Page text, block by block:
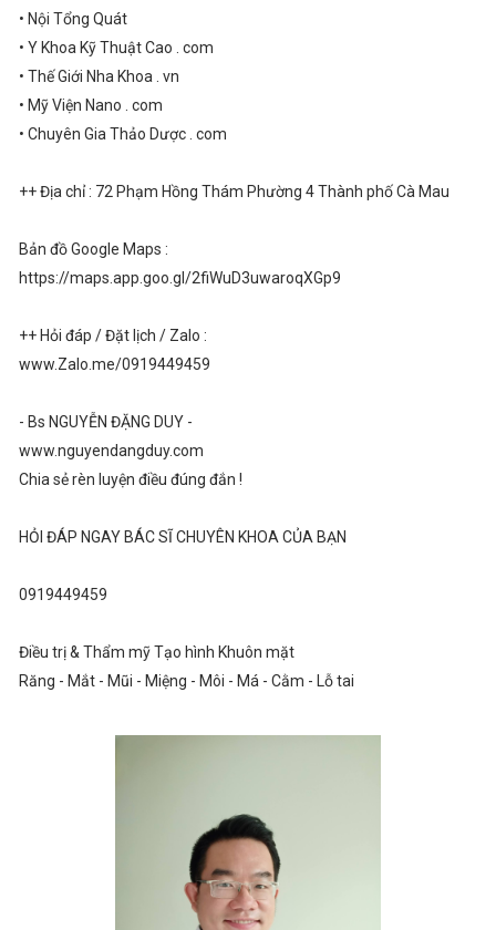
• Nội Tổng Quát
• Y Khoa Kỹ Thuật Cao . com
• Thế Giới Nha Khoa . vn
• Mỹ Viện Nano . com
• Chuyên Gia Thảo Dược . com
++ Địa chỉ : 72 Phạm Hồng Thám Phường 4 Thành phố Cà Mau
Bản đồ Google Maps :
https://maps.app.goo.gl/2fiWuD3uwaroqXGp9
++ Hỏi đáp / Đặt lịch / Zalo :
www.Zalo.me/0919449459
- Bs NGUYỄN ĐẶNG DUY -
www.nguyendangduy.com
Chia sẻ rèn luyện điều đúng đắn !
HỎI ĐÁP NGAY BÁC SĨ CHUYÊN KHOA CỦA BẠN
0919449459
Điều trị & Thẩm mỹ Tạo hình Khuôn mặt
Răng - Mắt - Mũi - Miệng - Môi - Má - Cằm - Lỗ tai